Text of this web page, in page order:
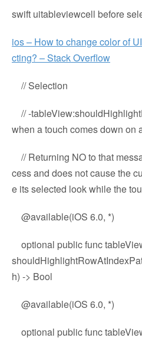
swift uitableviewcell before
ios – How to change color of
cting? – Stack Overflow
// Selection
// -
when a touch comes down on
// Returning NO to that
cess and does not cause the
e its selected look while the
@available(iOS 6.0, *)
optional public func
h) -> Bool
@available(iOS 6.0, *)
optional public func